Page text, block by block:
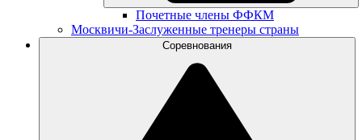
Почетные члены ФФКМ
Москвичи-Заслуженные тренеры страны
Соревнования